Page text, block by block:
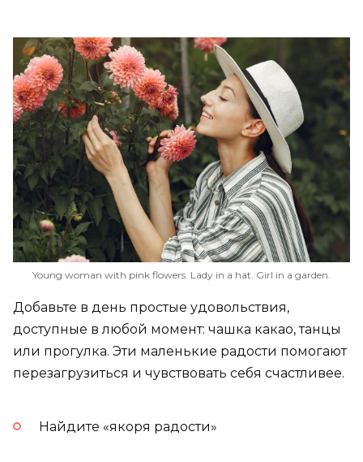
Young woman with pink flowers. Lady in a hat. Girl in a garden.
Добавьте в день простые удовольствия,
доступные в любой момент: чашка какао, танцы
или прогулка. Эти маленькие радости помогают
перезагрузиться и чувствовать себя счастливее.
Найдите «якоря радости»